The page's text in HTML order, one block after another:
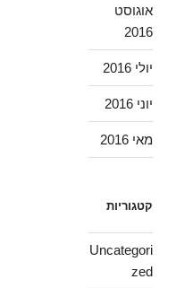
אוגוסט
2016
יולי 2016
יוני 2016
מאי 2016
קטגוריות
Uncategori
zed